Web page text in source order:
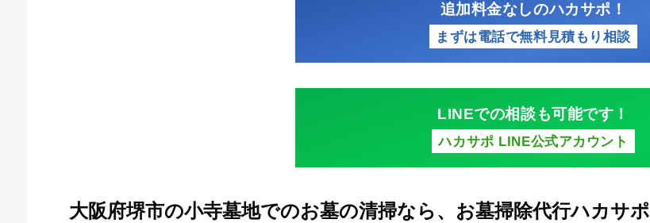
追加料金なしのハカサポ！
まずは電話で無料見積もり相談
LINEでの相談も可能です！
ハカサポ LINE公式アカウント
大阪府堺市の小寺墓地でのお墓の清掃なら、お墓掃除代行ハカサポ